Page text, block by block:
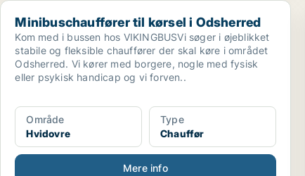
Minibuschauffører til kørsel i Odsherred
Minibuschauffører til kørsel i Odsherred
Kom med i bussen hos VIKINGBUSVi søger i øjeblikket
stabile og fleksible chauffører der skal køre i området
Odsherred. Vi kører med borgere, nogle med fysisk
eller psykisk handicap og vi forven..
Område
Hvidovre
Type
Chauffør
Mere info